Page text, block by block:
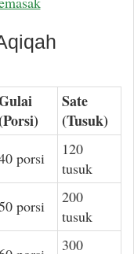
Sate
(Tusuk)
porsi
120
tusuk
porsi
200
tusuk
300